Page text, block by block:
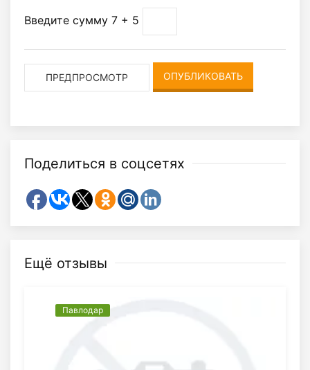
Введите сумму 7 + 5
Поделиться в соцсетях
Ещё отзывы
Павлодар